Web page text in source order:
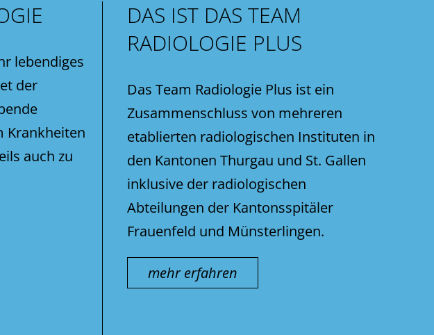
lebendiges
der
Krankheiten
auch zu
DAS IST DAS TEAM
RADIOLOGIE PLUS
Das Team Radiologie Plus ist ein
Zusammenschluss von mehreren
etablierten radiologischen Instituten in
den Kantonen Thurgau und St. Gallen
inklusive der radiologischen
Abteilungen der Kantonsspitäler
Frauenfeld und Münsterlingen.
mehr erfahren